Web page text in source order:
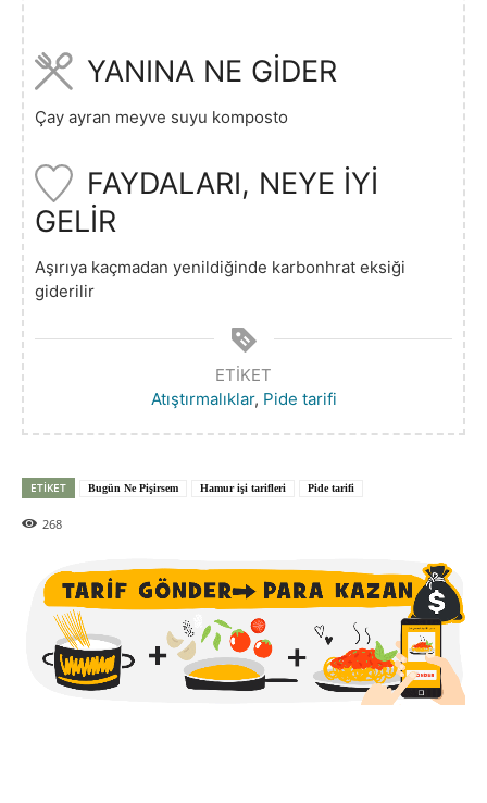
YANINA NE GİDER
Çay ayran meyve suyu komposto
FAYDALARI, NEYE İYİ
GELİR
Aşırıya kaçmadan yenildiğinde karbonhrat eksiği
giderilir
ETIKET
Atıştırmalıklar, Pide tarifi
ETIKET Bugün Ne Pişirsem Hamur işi tarifleri Pide tarifi
268